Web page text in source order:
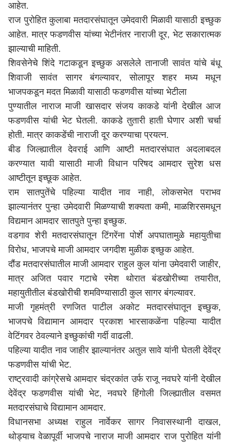
आहेत.
राज पुरोहित कुलाबा मतदारसंघातून उमेदवारी मिळावी यासाठी इच्छुक
आहेत. मात्र फडणवीस यांच्या भेटीनंतर नाराजी दूर, भेट सकारात्मक
झाल्याची माहिती.
शिवसेनेचे शिंदे गटाकडून इच्छुक असलेले तानाजी सावंत यांचे बंधू
शिवाजी सावंत सागर बंगल्यावर,सोलापूर शहर मध्य मधून
भाजपकडून मदत मिळावी यासाठी फडणवीस यांच्या भेटीला
पुण्यातील नाराज माजी खासदार संजय काकडे यांनी देखील आज
फडणवीस यांची भेट घेतली. काकडे तुतारी हाती घेणार अशी चर्चा
होती. मात्र काकडेंची नाराजी दूर करण्याचा प्रयत्न.
बीडजिल्ह्यातील देवराई आणि आष्टी मतदारसंघात अदलाबदल
करण्यात यावी यासाठी माजी विधान परिषद आमदार सुरेश धस
आष्टीतून इच्छूक आहेत.
राम सातपुतेंचे पहिल्या यादीत नाव नाही, लोकसभेत पराभव
झाल्यानंतर पुन्हा उमेदवारी मिळण्याची शक्यता कमी, माळशिरसमधून
विद्यमान आमदार सातपुते पुन्हा इच्छुक.
वडगाव शेरी मतदारसंघातून टिंगरेंना पोर्शे अपघातामुळे महायुतीचा
विरोध, भाजपचे माजी आमदार जगदीश मुळीक इच्छुक आहेत.
दौंड मतदारसंघातील माजी आमदार राहुल कुल यांना उमेदवारी जाहीर,
मात्र अजित पवार गटाचे रमेश थोरात बंडखोरीच्या तयारीत,
महायुतीतील बंडखोरीची शमविण्यासाठी कुल सागर बंगल्यावर.
माजी गृहमंत्री रणजित पाटील अकोट मतदारसंघातून इच्छुक,
भाजपचे विद्यामान आमदार प्रकाश भारसाकळेंना पहिल्या यादीत
वेटिंगवर ठेवल्याने इच्छुकांची गर्दी वाढली.
पहिल्या यादीत नाव जाहीर झाल्यानंतर अतुल सावे यांनी घेतली देवेंद्र
फडणवीस यांची भेट.
राष्ट्रवादी कांग्रेसचे आमदार चंद्रकांत उर्फ राजू नवघरे यांनी देखील
देवेंद्र फडणवीसयांची भेट, नवघरे हिंगोली जिल्ह्यातील वसमत
मतदारसंघाचे विद्यामान आमदार.
विधानसभा अध्यक्ष राहुल नार्वेकर सागर निवासस्थानी दाखल,
थोड्याच वेळापूर्वी भाजपचे नाराज माजी आमदार राज पुरोहित यांनी